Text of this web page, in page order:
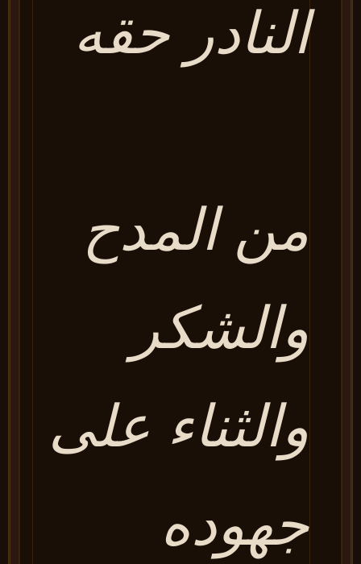
النادر حقه
من المدح
والشكر
والثناء على
جهوده